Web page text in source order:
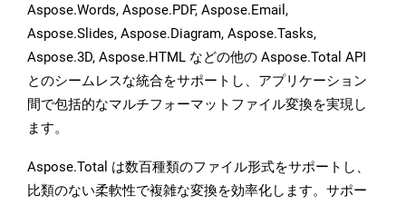
Aspose.Words, Aspose.PDF, Aspose.Email,
Aspose.Slides, Aspose.Diagram, Aspose.Tasks,
Aspose.3D, Aspose.HTML などの他の Aspose.Total API
とのシームレスな統合をサポートし、アプリケーション
間で包括的なマルチフォーマットファイル変換を実現し
ます。
Aspose.Total は数百種類のファイル形式をサポートし、
比類のない柔軟性で複雑な変換を効率化します。サポー